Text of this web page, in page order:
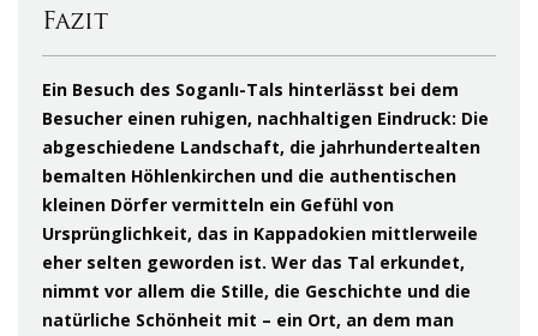
Fazit
Ein Besuch des Soganlı-Tals hinterlässt bei dem
Besucher einen ruhigen, nachhaltigen Eindruck: Die
abgeschiedene Landschaft, die jahrhundertealten
bemalten Höhlenkirchen und die authentischen
kleinen Dörfer vermitteln ein Gefühl von
Ursprünglichkeit, das in Kappadokien mittlerweile
eher selten geworden ist. Wer das Tal erkundet,
nimmt vor allem die Stille, die Geschichte und die
natürliche Schönheit mit – ein Ort, an dem man